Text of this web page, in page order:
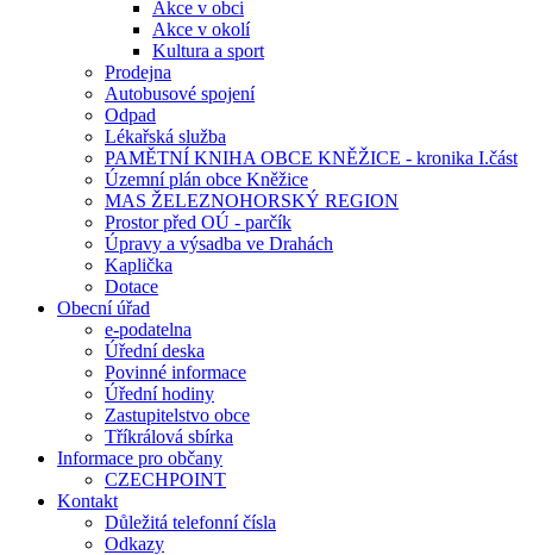
Akce v obci
Akce v okolí
Kultura a sport
Prodejna
Autobusové spojení
Odpad
Lékařská služba
PAMĚTNÍ KNIHA OBCE KNĚŽICE - kronika I.část
Územní plán obce Kněžice
MAS ŽELEZNOHORSKÝ REGION
Prostor před OÚ - parčík
Úpravy a výsadba ve Drahách
Kaplička
Dotace
Obecní úřad
e-podatelna
Úřední deska
Povinné informace
Úřední hodiny
Zastupitelstvo obce
Tříkrálová sbírka
Informace pro občany
CZECHPOINT
Kontakt
Důležitá telefonní čísla
Odkazy